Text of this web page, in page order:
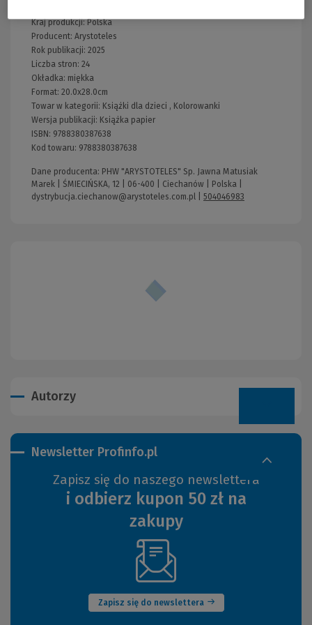
Kraj produkcji: Polska
Producent: Arystoteles
Rok publikacji: 2025
Liczba stron: 24
Okładka: miękka
Format: 20.0x28.0cm
Towar w kategorii: Książki dla dzieci , Kolorowanki
Wersja publikacji: Książka papier
ISBN: 9788380387638
Kod towaru: 9788380387638
Dane producenta: PHW "ARYSTOTELES" Sp. Jawna Matusiak
Marek | ŚMIECIŃSKA, 12 | 06-400 | Ciechanów | Polska |
dystrybucja.ciechanow@arystoteles.com.pl
504046983
Autorzy
Newsletter Profinfo.pl
Zapisz się do naszego newslettera
i odbierz kupon 50 zł na
zakupy
Zapisz się do newslettera
(Nowe
okno)